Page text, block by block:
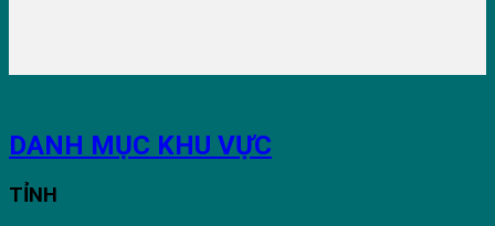
DANH MỤC KHU VỰC
TỈNH